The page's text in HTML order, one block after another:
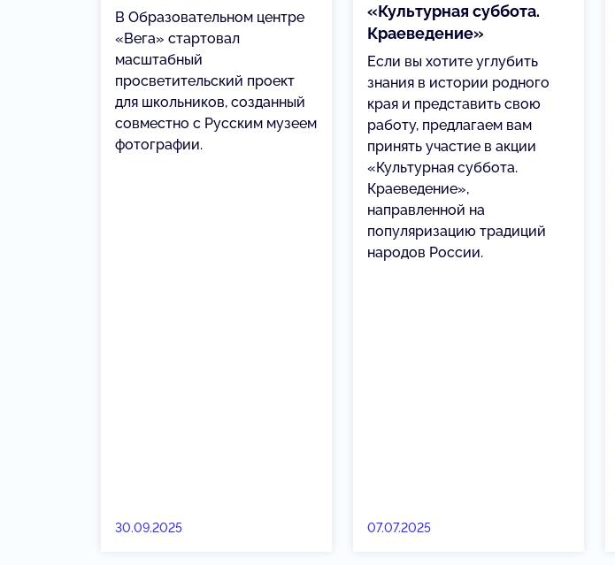
В Образовательном центре
«Вега» стартовал
масштабный
просветительский проект
для школьников, созданный
совместно с Русским музеем
фотографии.
30.09.2025
«Культурная суббота.
Краеведение»
Если вы хотите углубить
знания в истории родного
края и представить свою
работу, предлагаем вам
принять участие в акции
«Культурная суббота.
Краеведение»,
направленной на
популяризацию традиций
народов России.
07.07.2025